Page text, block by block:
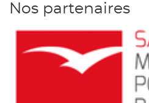
Nos partenaires